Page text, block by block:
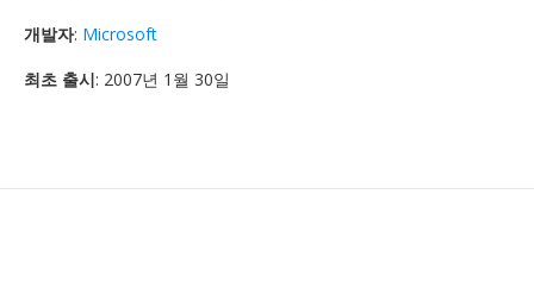
개발자: Microsoft
최초 출시: 2007년 1월 30일